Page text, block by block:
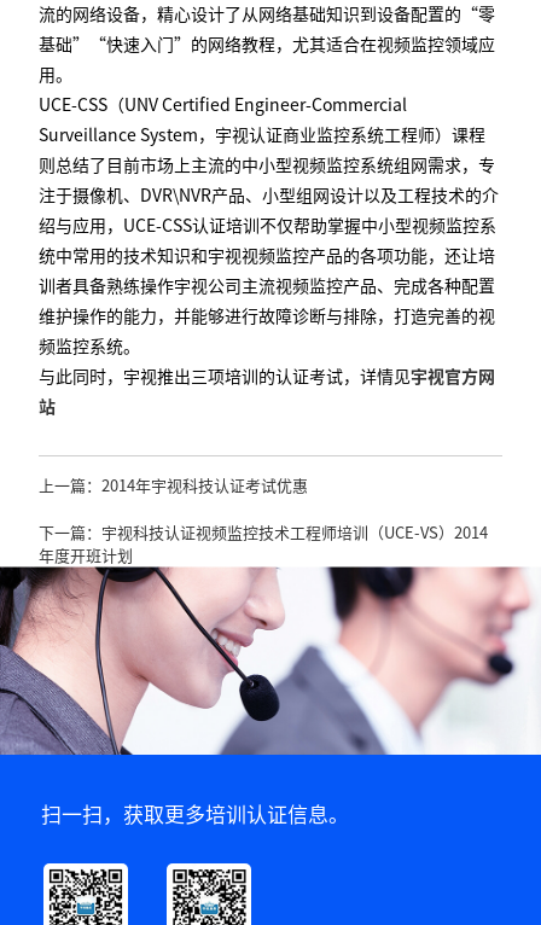
流的网络设备，精心设计了从网络基础知识到设备配置的“零
基础”“快速入门”的网络教程，尤其适合在视频监控领域应
用。
UCE-CSS（UNV Certified Engineer-Commercial
Surveillance System，宇视认证商业监控系统工程师）课程
则总结了目前市场上主流的中小型视频监控系统组网需求，专
注于摄像机、DVR\NVR产品、小型组网设计以及工程技术的介
绍与应用，UCE-CSS认证培训不仅帮助掌握中小型视频监控系
统中常用的技术知识和宇视视频监控产品的各项功能，还让培
训者具备熟练操作宇视公司主流视频监控产品、完成各种配置
维护操作的能力，并能够进行故障诊断与排除，打造完善的视
频监控系统。
与此同时，宇视推出三项培训的认证考试，详情见宇视官方网
站
上一篇：2014年宇视科技认证考试优惠
下一篇：宇视科技认证视频监控技术工程师培训（UCE-VS）2014
年度开班计划
扫一扫，获取更多培训认证信息。